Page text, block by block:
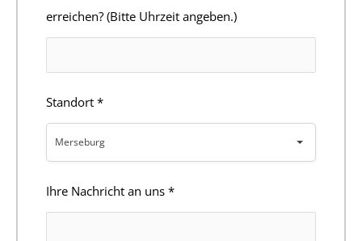
erreichen? (Bitte Uhrzeit angeben.)
Standort *
Merseburg
Ihre Nachricht an uns *